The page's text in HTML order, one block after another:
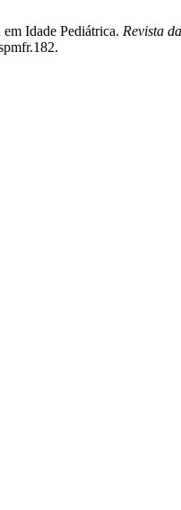
Idade Pediátrica. Revista